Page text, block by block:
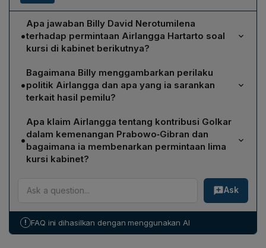
•
Apa jawaban Billy David Nerotumilena
terhadap permintaan Airlangga Hartarto soal
kursi di kabinet berikutnya?
Billy menilai permintaan Airlangga merupakan contoh
politik transaksional yang dilakukan jauh sebelum hasil
pemilu resmi diumumkan. Ia menyatakan sikap tersebut
tidak patut dan menekankan bahwa alokasi jabatan
harus menunggu hasil resmi KPU serta proses
konstitusional selanjutnya.
•
Bagaimana Billy menggambarkan perilaku
politik Airlangga dan apa yang ia sarankan
terkait hasil pemilu?
Billy menyoroti Airlangga terlibat dalam kontroversi,
mulai dari pembahasan makan siang gratis hingga
pernyataan jatah menteri bagi partai. Ia menegaskan
bahwa elite politik seharusnya memperkuat kualitas
dan tidak melakukan pembagian jabatan secara
prematur.
•
Apa klaim Airlangga tentang kontribusi Golkar
dalam kemenangan Prabowo‑Gibran dan
bagaimana ia membenarkan permintaan lima
kursi kabinet?
Airlangga mengklaim Golkar menyumbang sekitar 25 %
suara Prabowo‑Gibran di pilpres, sehingga ia berhak
acara Buka Bersama DPP Partai Golkar di Hotel The
Ask
! FAQ ini dihasilkan dengan menggunakan AI